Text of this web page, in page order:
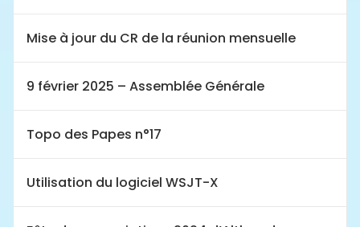
Mise à jour du CR de la réunion mensuelle
9 février 2025 – Assemblée Générale
Topo des Papes n°17
Utilisation du logiciel WSJT-X